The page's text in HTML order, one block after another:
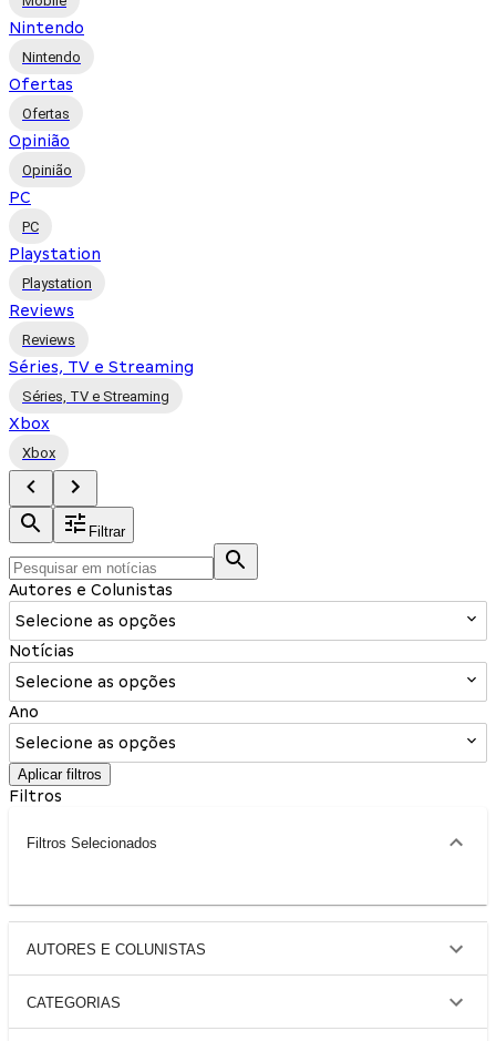
Nintendo
Nintendo
Ofertas
Ofertas
Opinião
Opinião
PC
PC
Playstation
Playstation
Reviews
Reviews
Séries, TV e Streaming
Séries, TV e Streaming
Xbox
Xbox
Filtrar
Autores e Colunistas
Selecione as opções
Notícias
Selecione as opções
Ano
Selecione as opções
Aplicar filtros
Filtros
Filtros Selecionados
AUTORES E COLUNISTAS
CATEGORIAS